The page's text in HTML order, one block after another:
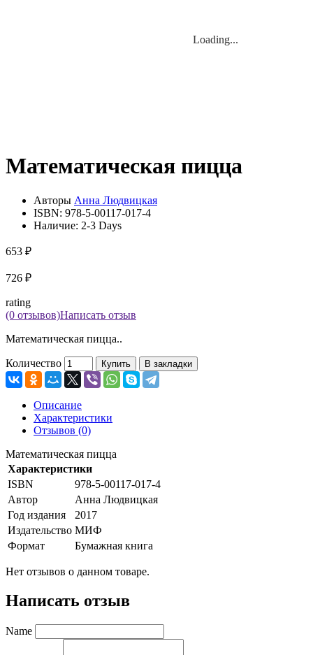
Loading...
Loading...
Математическая пицца
Авторы Анна Людвицкая
ISBN: 978-5-00117-017-4
Наличие: 2-3 Days
653 ₽
726 ₽
rating
(0 отзывов)Написать отзыв
Математическая пицца..
Количество Купить В закладки
Описание
Характеристики
Отзывов (0)
Математическая пицца
Характеристики
ISBN
978-5-00117-017-4
Автор
Анна Людвицкая
Год издания
2017
Издательство МИФ
Формат
Бумажная книга
Нет отзывов о данном товаре.
Написать отзыв
Name